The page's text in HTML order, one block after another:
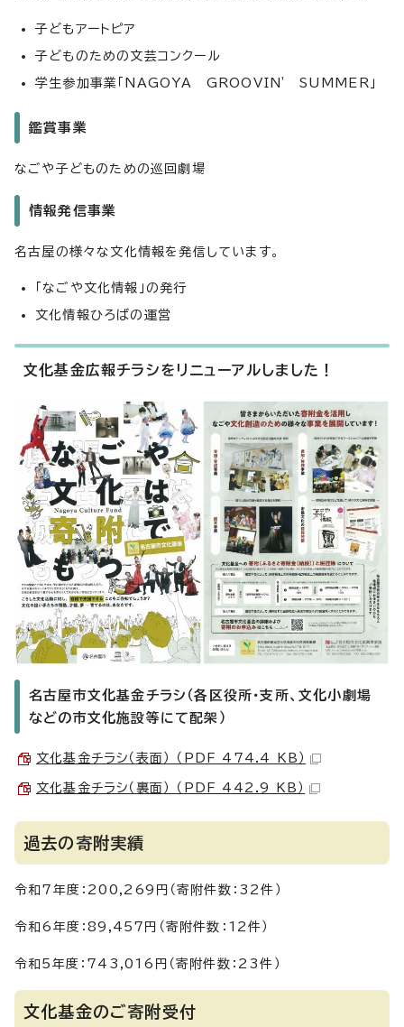
子どもアートピア
子どものための文芸コンクール
学生参加事業「NAGOYA GROOVIN' SUMMER」
鑑賞事業
なごや子どものための巡回劇場
情報発信事業
名古屋の様々な文化情報を発信しています。
「なごや文化情報」の発行
文化情報ひろばの運営
文化基金広報チラシをリニューアルしました！
名古屋市文化基金チラシ（各区役所・支所、文化小劇場
などの市文化施設等にて配架）
文化基金チラシ（表面） （PDF 474.4 KB）
文化基金チラシ（裏面） （PDF 442.9 KB）
過去の寄附実績
令和7年度：200,269円（寄附件数：32件）
令和6年度：89,457円（寄附件数：12件）
令和5年度：743,016円（寄附件数：23件）
文化基金のご寄附受付